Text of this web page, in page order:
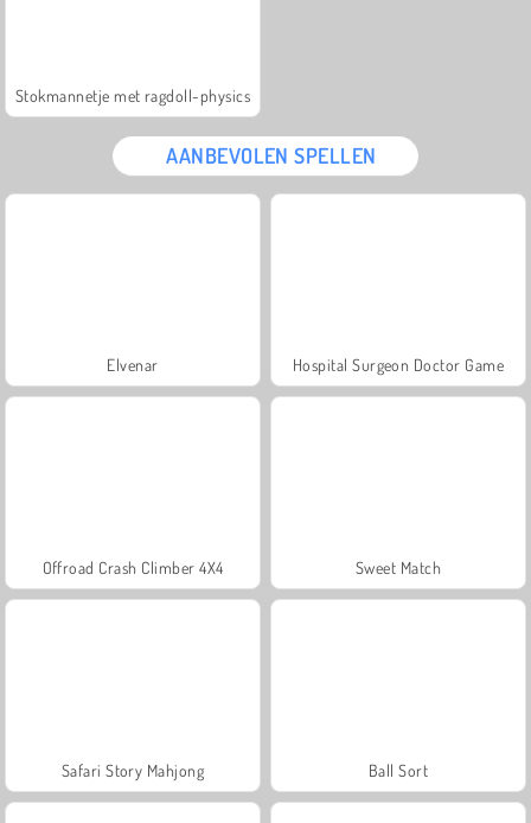
Stokmannetje met ragdoll-physics
AANBEVOLEN SPELLEN
Elvenar Hospital Surgeon Doctor Game
Offroad Crash Climber 4X4 Sweet Match
Safari Story Mahjong Ball Sort